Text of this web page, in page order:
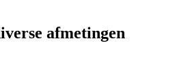
afmetingen